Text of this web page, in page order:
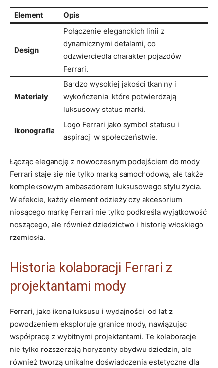
Element Opis
Design
Połączenie ​eleganckich linii ⁣z
dynamicznymi​ detalami, co
odzwierciedla⁣ charakter pojazdów
Ferrari.
Materiały
Bardzo ‌wysokiej jakości tkaniny ​i
wykończenia,⁣ które potwierdzają
luksusowy ⁣status‍ marki.
Ikonografia
Logo Ferrari⁢ jako symbol statusu i
aspiracji w‌ społeczeństwie.
Łącząc elegancję z nowoczesnym ‌podejściem do mody,
Ferrari ⁣staje się nie tylko marką samochodową, ale także
kompleksowym ambasadorem⁤ luksusowego stylu życia.
W efekcie, ​każdy​ element odzieży⁤ czy akcesorium
⁢niosącego markę ⁤Ferrari nie tylko⁤ podkreśla wyjątkowość
noszącego, ⁤ale również dziedzictwo ​i historię ⁢włoskiego
⁤rzemiosła.
Historia kolaboracji⁢ Ferrari z
⁢projektantami mody
Ferrari, jako ikona⁣ luksusu i​ wydajności, od lat​ z‍
powodzeniem eksploruje ‍granice mody, nawiązując
współpracę z wybitnymi projektantami. ⁢Te ‍kolaboracje
nie tylko rozszerzają horyzonty obydwu ​dziedzin, ​ale
również‍ tworzą unikalne ‌doświadczenia estetyczne dla